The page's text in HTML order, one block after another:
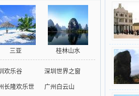
三亚 桂林山水
欢乐谷 深圳世界之窗
长隆欢乐世
广州白云山